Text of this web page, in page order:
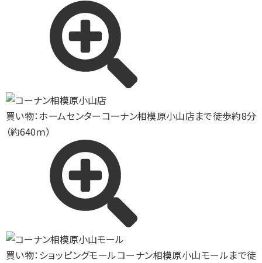
買い物：ホームセンターコーナン相模原小山店まで徒歩約8分
（約640ｍ）
買い物：ショッピングモールコーナン相模原小山モールまで徒